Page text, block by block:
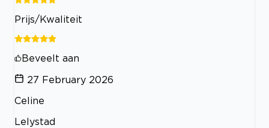
Prijs/Kwaliteit
Beveelt aan
27 February 2026
Celine
Lelystad